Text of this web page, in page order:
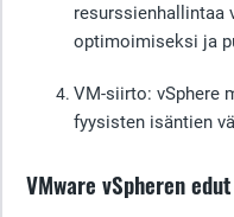
resurssienhallintaa
optimoimiseksi ja
VM-siirto: vSphere
fyysisten isäntien
VMware vSpheren edut